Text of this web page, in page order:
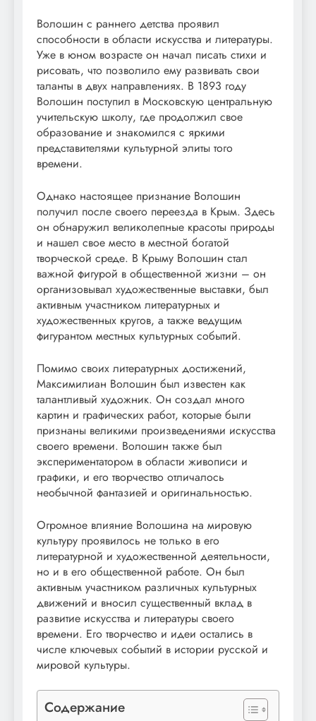
Волошин с раннего детства проявил
способности в области искусства и литературы.
Уже в юном возрасте он начал писать стихи и
рисовать, что позволило ему развивать свои
таланты в двух направлениях. В 1893 году
Волошин поступил в Московскую центральную
учительскую школу, где продолжил свое
образование и знакомился с яркими
представителями культурной элиты того
времени.
Однако настоящее признание Волошин
получил после своего переезда в Крым. Здесь
он обнаружил великолепные красоты природы
и нашел свое место в местной богатой
творческой среде. В Крыму Волошин стал
важной фигурой в общественной жизни – он
организовывал художественные выставки, был
активным участником литературных и
художественных кругов, а также ведущим
фигурантом местных культурных событий.
Помимо своих литературных достижений,
Максимилиан Волошин был известен как
талантливый художник. Он создал много
картин и графических работ, которые были
признаны великими произведениями искусства
своего времени. Волошин также был
экспериментатором в области живописи и
графики, и его творчество отличалось
необычной фантазией и оригинальностью.
Огромное влияние Волошина на мировую
культуру проявилось не только в его
литературной и художественной деятельности,
но и в его общественной работе. Он был
активным участником различных культурных
движений и вносил существенный вклад в
развитие искусства и литературы своего
времени. Его творчество и идеи остались в
числе ключевых событий в истории русской и
мировой культуры.
Содержание